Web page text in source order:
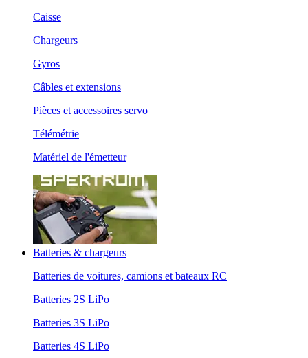
Caisse
Chargeurs
Gyros
Câbles et extensions
Pièces et accessoires servo
Télémétrie
Matériel de l'émetteur
Batteries & chargeurs
Batteries de voitures, camions et bateaux RC
Batteries 2S LiPo
Batteries 3S LiPo
Batteries 4S LiPo